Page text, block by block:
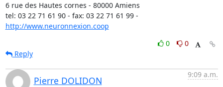
6 rue des Hautes cornes - 80000 Amiens
http://www.neuronnexion.coop
0
0
Reply
Pierre DOLIDON
9:09 a.m.